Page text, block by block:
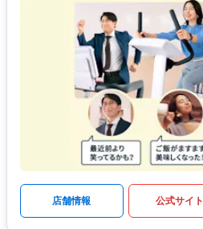
店舗情報 公式サイト